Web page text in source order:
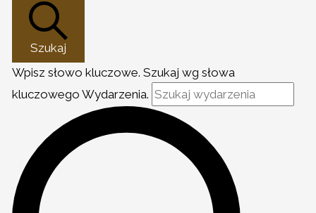
Szukaj
Wpisz słowo kluczowe. Szukaj wg słowa
kluczowego Wydarzenia.